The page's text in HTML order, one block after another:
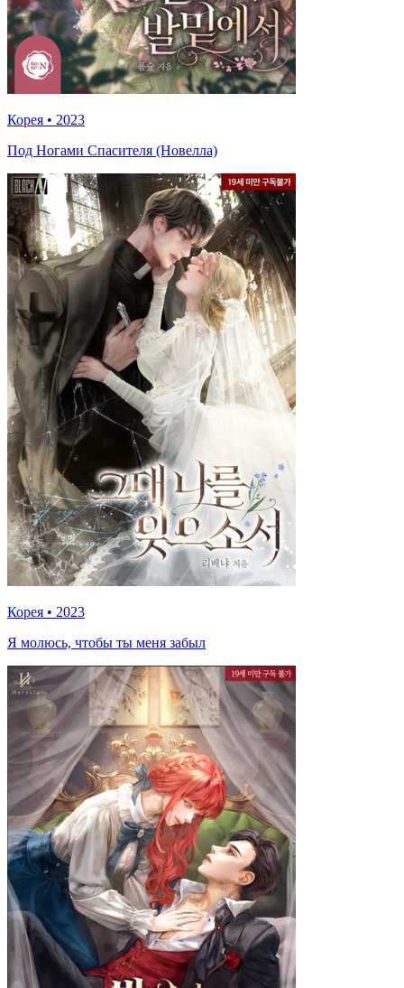
Корея • 2023
Под Ногами Спасителя (Новелла)
Корея • 2023
Я молюсь, чтобы ты меня забыл